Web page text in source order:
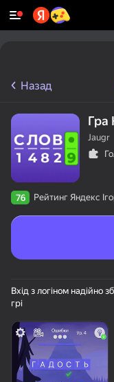
Назад
Гра
Jaugr
76 Рейтинг Яндекс
Вхід з логіном надійно
грі